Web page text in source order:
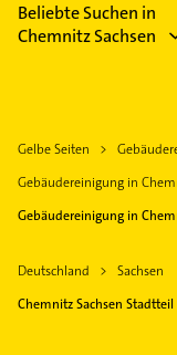
Beliebte Suchen in
Chemnitz Sachsen
Gelbe Seiten
Gebäudereinigung in
Gebäudereinigung in
Deutschland Sachsen
Chemnitz Sachsen